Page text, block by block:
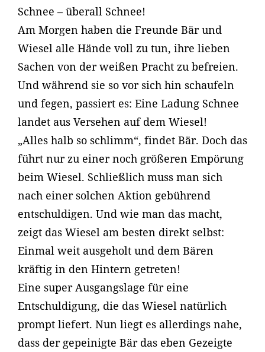
Schnee – überall Schnee!
Am Morgen haben die Freunde Bär und
Wiesel alle Hände voll zu tun, ihre lieben
Sachen von der weißen Pracht zu befreien.
Und während sie so vor sich hin schaufeln
und fegen, passiert es: Eine Ladung Schnee
landet aus Versehen auf dem Wiesel!
„Alles halb so schlimm“, findet Bär. Doch das
führt nur zu einer noch größeren Empörung
beim Wiesel. Schließlich muss man sich
nach einer solchen Aktion gebührend
entschuldigen. Und wie man das macht,
zeigt das Wiesel am besten direkt selbst:
Einmal weit ausgeholt und dem Bären
kräftig in den Hintern getreten!
Eine super Ausgangslage für eine
Entschuldigung, die das Wiesel natürlich
prompt liefert. Nun liegt es allerdings nahe,
dass der gepeinigte Bär das eben Gezeigte